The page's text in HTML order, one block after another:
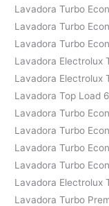
Lavadora Turbo
Lavadora Turbo
Lavadora Turbo
Lavadora Electrolux
Lavadora Electrolux
Lavadora Top Load
Lavadora Turbo
Lavadora Turbo
Lavadora Turbo
Lavadora Turbo
Lavadora Electrolux
Lavadora Turbo